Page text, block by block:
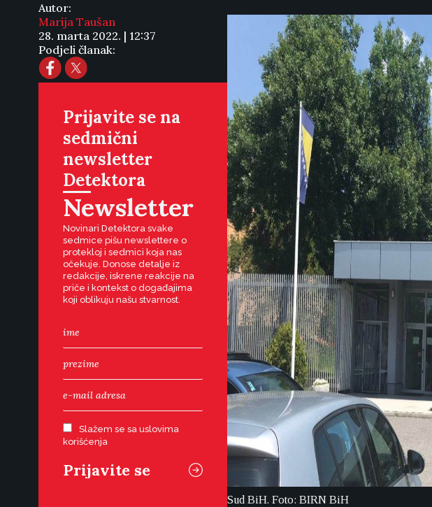
Autor:
Marija Taušan
28. marta 2022. | 12:37
Podjeli članak:
Prijavite se na
sedmični
newsletter
Detektora
Newsletter
Novinari Detektora svake
sedmice pišu newslettere o
protekloj i sedmici koja nas
očekuje. Donose detalje iz
redakcije, iskrene reakcije na
priče i kontekst o događajima
koji oblikuju našu stvarnost.
Slažem se sa uslovima
korišćenja
Sud BiH. Foto: BIRN BiH